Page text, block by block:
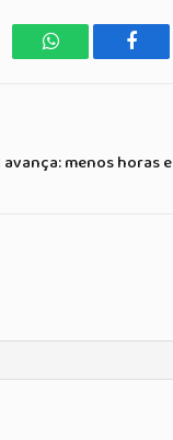
WhatsApp
menos horas